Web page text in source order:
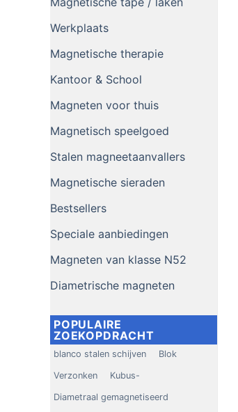
Werkplaats
Magnetische therapie
Kantoor & School
Magneten voor thuis
Magnetisch speelgoed
Stalen magneetaanvallers
Magnetische sieraden
Bestsellers
Speciale aanbiedingen
Magneten van klasse N52
Diametrische magneten
POPULAIRE
ZOEKOPDRACHT
blanco stalen schijven Blok
Verzonken Kubus-
Diametraal gemagnetiseerd